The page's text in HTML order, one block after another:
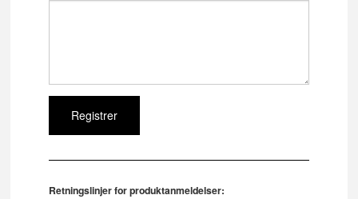
Retningslinjer for produktanmeldelser: